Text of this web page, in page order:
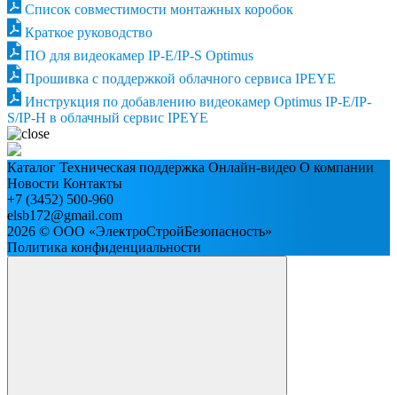
Список совместимости монтажных коробок
Краткое руководство
ПО для видеокамер IP-E/IP-S Optimus
Прошивка с поддержкой облачного сервиса IPEYE
Инструкция по добавлению видеокамер Optimus IP-E/IP-
S/IP-H в облачный сервис IPEYE
Каталог Техническая поддержка Онлайн-видео О компании
Новости Контакты
+7 (3452) 500-960
elsb172@gmail.com
2026 © ООО «ЭлектроСтройБезопасность»
Политика конфиденциальности